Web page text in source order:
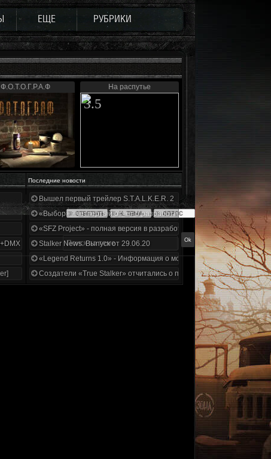
ЕЩЕ РУБРИКИ
Ф.О.Т.О.Г.Р.А.Ф На распутье
3.5
Последние новости
1.3.5.ООП.МА.К.
Вышел первый трейлер S.T.A.L.K.E.R. 2
«Выбор» - четвертый отчет о разработке!
«SFZ Project» - полная версия в разработке!
Stalker News. Выпуск от 29.06.20
«Legend Returns 1.0» - Информация о моде за июнь 2020
Создатели «True Stalker» отчитались о проделанной работе